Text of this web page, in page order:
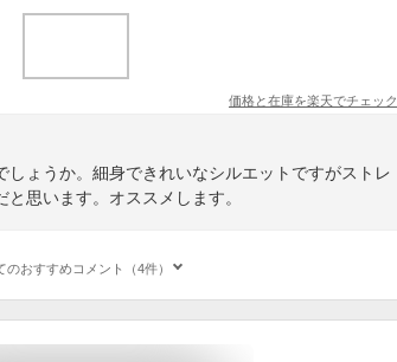
価格と在庫を楽天でチェック
ょうか。細身できれいなシルエットですがストレ
思います。オススメします。
のおすすめコメント（4件）